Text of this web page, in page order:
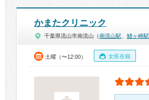
かまたクリニック
千葉県流山市南流山（南流山駅 鰭ヶ崎駅
土曜（〜12:00） 女医在籍